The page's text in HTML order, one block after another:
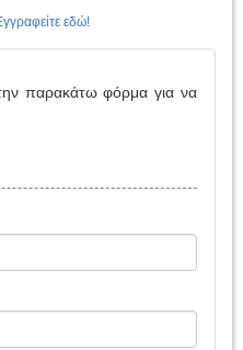
εδώ!
παρακάτω φόρμα για να